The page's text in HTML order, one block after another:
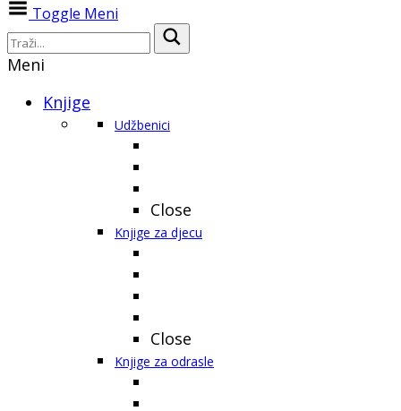
Toggle Meni
Meni
Knjige
Udžbenici
Close
Knjige za djecu
Close
Knjige za odrasle